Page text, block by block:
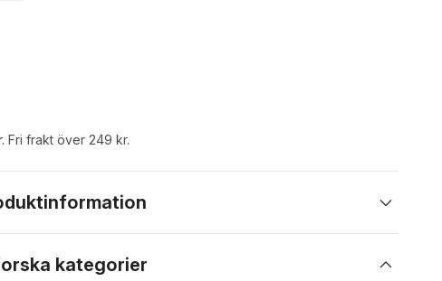
. Fri frakt över 249 kr.
kategorier